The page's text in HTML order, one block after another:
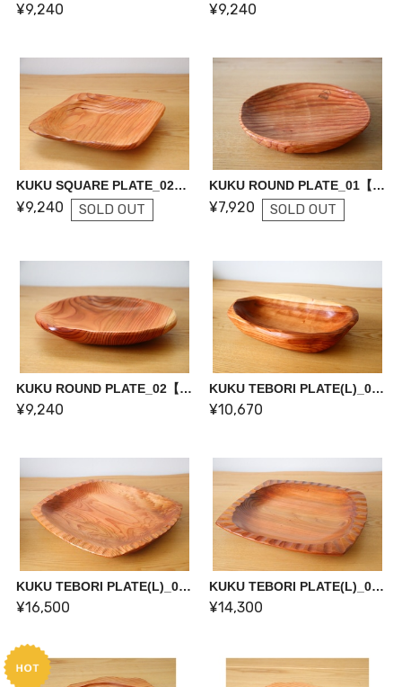
¥9,240 ¥9,240
KUKU SQUARE PLATE_02【一点物】
¥9,240 SOLD OUT
KUKU ROUND PLATE_01【一点物】
¥7,920 SOLD OUT
KUKU ROUND PLATE_02【一点物】
¥9,240
KUKU TEBORI PLATE(L)_01【一点物】
¥10,670
KUKU TEBORI PLATE(L)_02【一点物】
¥16,500
KUKU TEBORI PLATE(L)_03【一点物】
¥14,300